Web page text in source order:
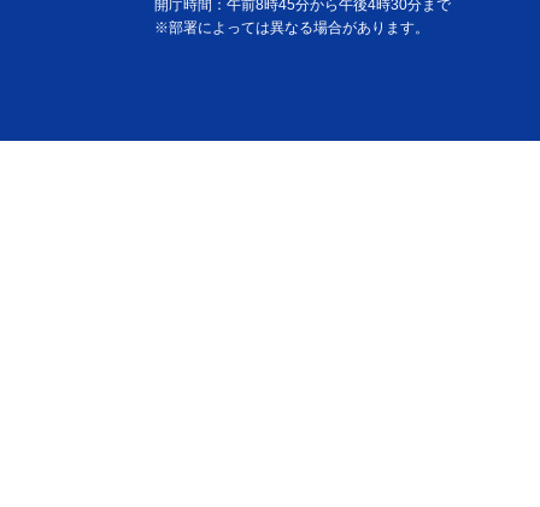
開庁時間：午前8時45分から午後4時30分まで
※部署によっては異なる場合があります。